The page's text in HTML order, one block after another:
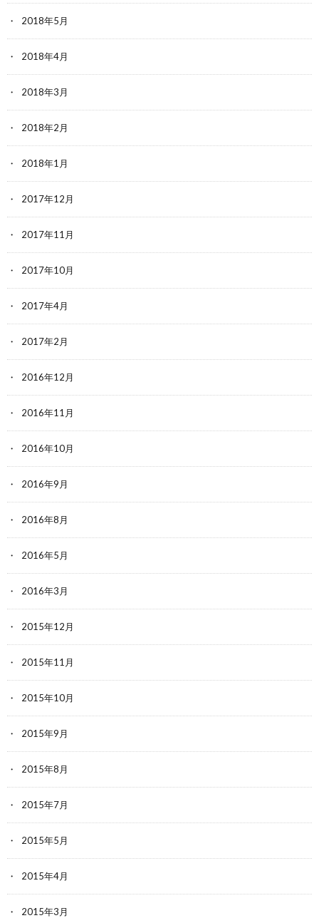
2018年5月
2018年4月
2018年3月
2018年2月
2018年1月
2017年12月
2017年11月
2017年10月
2017年4月
2017年2月
2016年12月
2016年11月
2016年10月
2016年9月
2016年8月
2016年5月
2016年3月
2015年12月
2015年11月
2015年10月
2015年9月
2015年8月
2015年7月
2015年5月
2015年4月
2015年3月